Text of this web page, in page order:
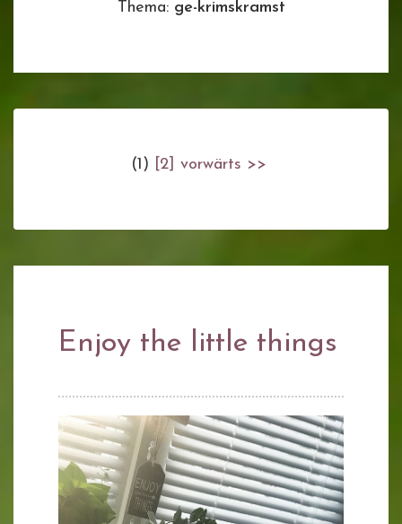
Thema: ge-krimskramst
(1) [2] vorwärts >>
Enjoy the little things